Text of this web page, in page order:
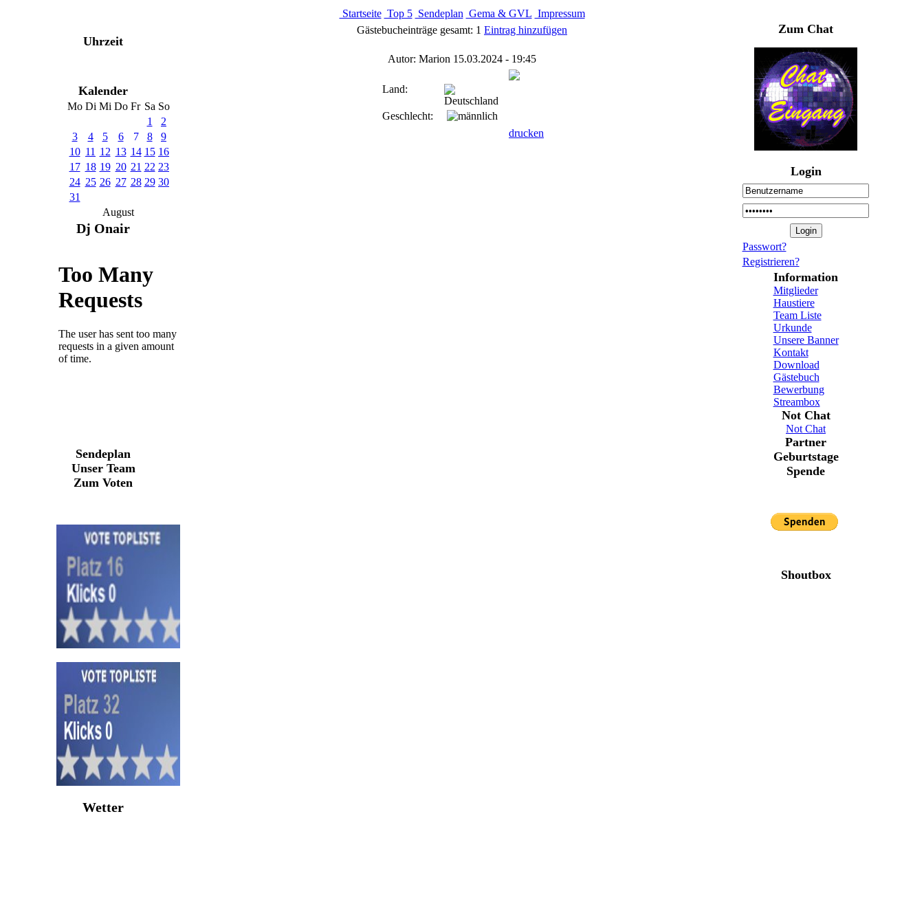
Startseite Top 5 Sendeplan Gema & GVL Impressum
Uhrzeit
Kalender
Mo Di Mi Do Fr Sa So
1
2
3
4 5 6 7 8
9
10 11 12 13 14 15 16
17 18 19 20 21 22 23
24 25 26 27 28 29 30
31
August
Dj Onair
Sendeplan
Unser Team
Zum Voten
Wetter
Gästebucheinträge gesamt: 1 Eintrag hinzufügen
Autor: Marion 15.03.2024 - 19:45
Land:
Geschlecht:
drucken
Zum Chat
Login
Passwort?
Registrieren?
Information
Mitglieder
Haustiere
Team Liste
Urkunde
Unsere Banner
Kontakt
Download
Gästebuch
Bewerbung
Streambox
Not Chat
Not Chat
Partner
Geburtstage
Spende
Shoutbox